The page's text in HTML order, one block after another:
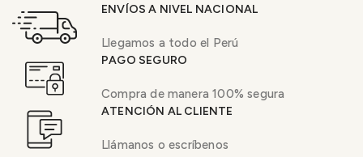
ENVÍOS A NIVEL NACIONAL
Llegamos a todo el Perú
PAGO SEGURO
Compra de manera 100% segura
ATENCIÓN AL CLIENTE
Llámanos o escríbenos